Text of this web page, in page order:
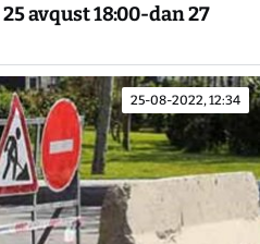
avqust 18:00-dan 27
25-08-2022, 12:34